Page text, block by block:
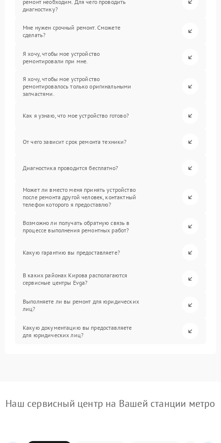
ремонт необходим. Для чего проводить
диагностику?
Мне нужен срочный ремонт. Сможете
сделать?
Я хочу, чтобы мое устройство
ремонтировали при мне.
Я хочу, чтобы мое устройство
ремонтировалось только оригинальными
запчастями.
Как я узнаю, что мое устройство готово?
От чего зависит срок ремонта техники?
Диагностика проводится бесплатно?
Может ли вместо меня принять устройство
после ремонта другой человек, контактный
телефон которого я предоставлю?
Возможно ли получать обратную связь в
процессе выполнения ремонтных работ?
Какую гарантию вы предоставляете?
В каких районах Кирова располагаются
сервисные центры Evga?
Выполняете ли вы ремонт для юридических
лиц?
Какую документацию вы предоставляете
для юридических лиц?
Наш сервисный центр на Вашей станции метро